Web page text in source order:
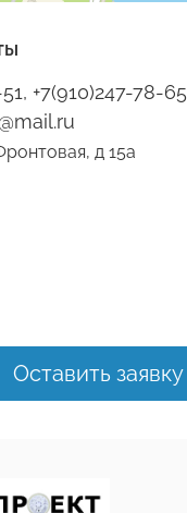
+7(910)247-78-65
д 15а
Оставить заявку